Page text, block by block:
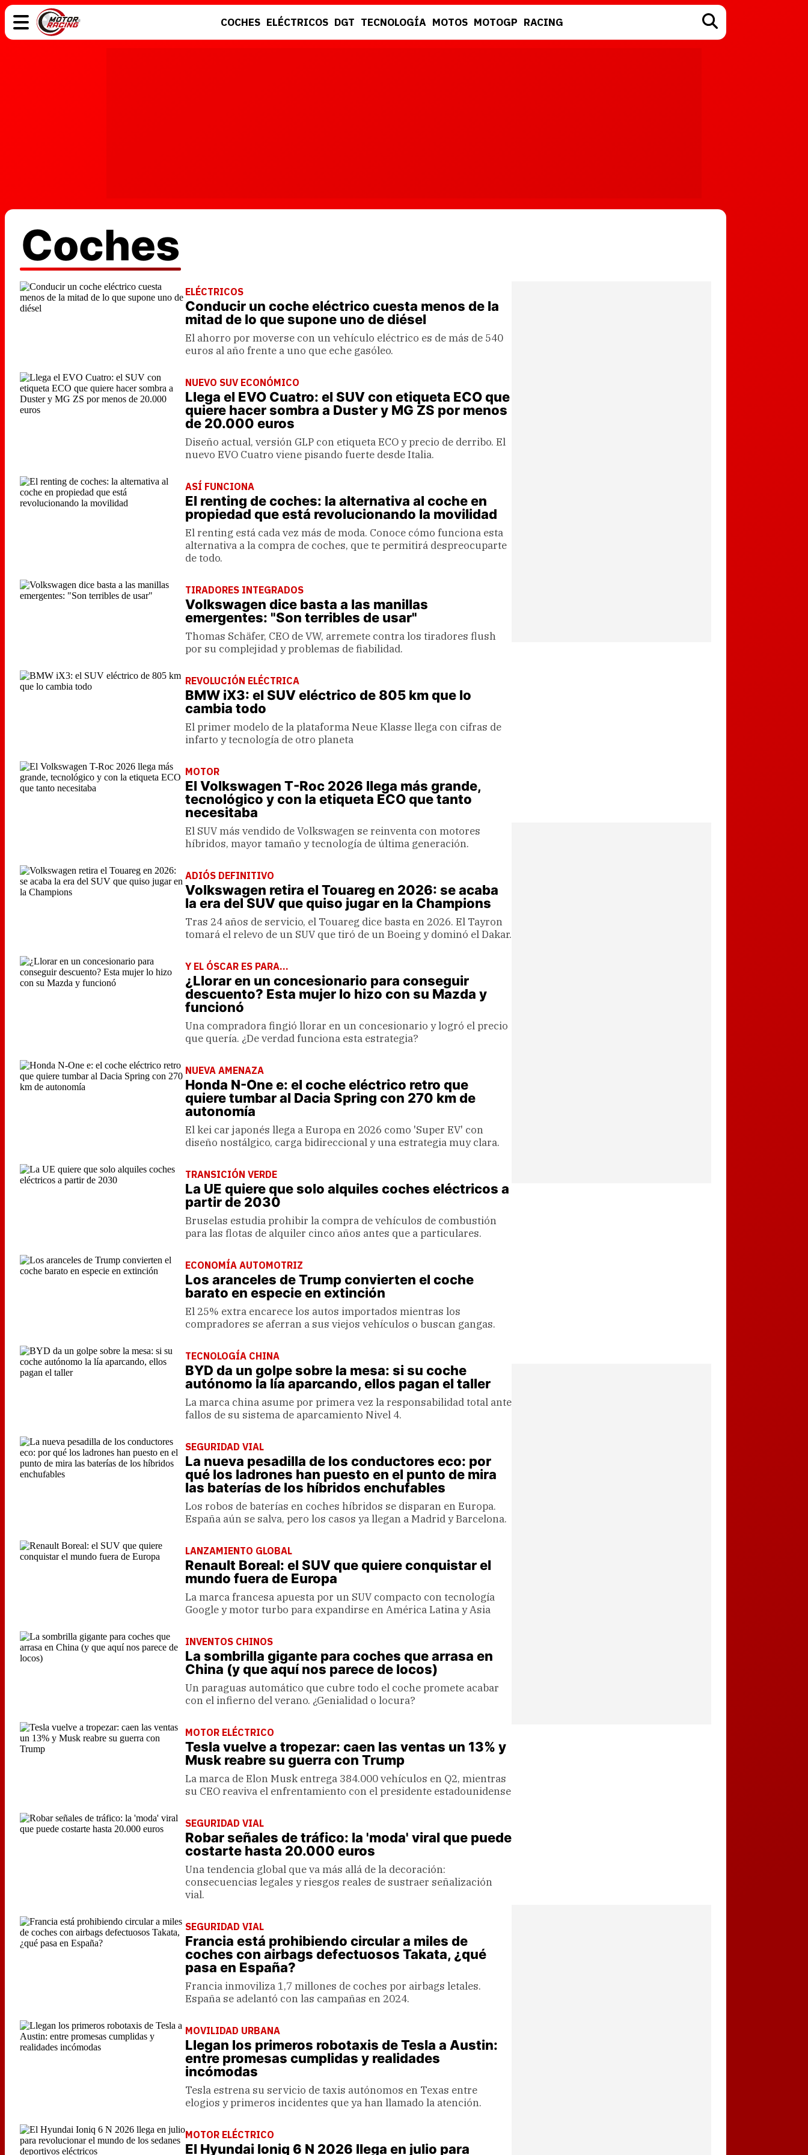
COCHES ELÉCTRICOS DGT TECNOLOGÍA MOTOS MOTOGP RACING
Coches
ELÉCTRICOS
Conducir un coche eléctrico cuesta menos de la
mitad de lo que supone uno de diésel
El ahorro por moverse con un vehículo eléctrico es de más de 540
euros al año frente a uno que eche gasóleo.
NUEVO SUV ECONÓMICO
Llega el EVO Cuatro: el SUV con etiqueta ECO que
quiere hacer sombra a Duster y MG ZS por menos
de 20.000 euros
Diseño actual, versión GLP con etiqueta ECO y precio de derribo. El
nuevo EVO Cuatro viene pisando fuerte desde Italia.
ASÍ FUNCIONA
El renting de coches: la alternativa al coche en
propiedad que está revolucionando la movilidad
El renting está cada vez más de moda. Conoce cómo funciona esta
alternativa a la compra de coches, que te permitirá despreocuparte
de todo.
TIRADORES INTEGRADOS
Volkswagen dice basta a las manillas
emergentes: "Son terribles de usar"
Thomas Schäfer, CEO de VW, arremete contra los tiradores flush
por su complejidad y problemas de fiabilidad.
REVOLUCIÓN ELÉCTRICA
BMW iX3: el SUV eléctrico de 805 km que lo
cambia todo
El primer modelo de la plataforma Neue Klasse llega con cifras de
infarto y tecnología de otro planeta
MOTOR
El Volkswagen T-Roc 2026 llega más grande,
tecnológico y con la etiqueta ECO que tanto
necesitaba
El SUV más vendido de Volkswagen se reinventa con motores
híbridos, mayor tamaño y tecnología de última generación.
ADIÓS DEFINITIVO
Volkswagen retira el Touareg en 2026: se acaba
la era del SUV que quiso jugar en la Champions
Tras 24 años de servicio, el Touareg dice basta en 2026. El Tayron
tomará el relevo de un SUV que tiró de un Boeing y dominó el Dakar.
Y EL ÓSCAR ES PARA...
¿Llorar en un concesionario para conseguir
descuento? Esta mujer lo hizo con su Mazda y
funcionó
Una compradora fingió llorar en un concesionario y logró el precio
que quería. ¿De verdad funciona esta estrategia?
NUEVA AMENAZA
Honda N-One e: el coche eléctrico retro que
quiere tumbar al Dacia Spring con 270 km de
autonomía
El kei car japonés llega a Europa en 2026 como 'Super EV' con
diseño nostálgico, carga bidireccional y una estrategia muy clara.
TRANSICIÓN VERDE
La UE quiere que solo alquiles coches eléctricos a
partir de 2030
Bruselas estudia prohibir la compra de vehículos de combustión
para las flotas de alquiler cinco años antes que a particulares.
ECONOMÍA AUTOMOTRIZ
Los aranceles de Trump convierten el coche
barato en especie en extinción
El 25% extra encarece los autos importados mientras los
compradores se aferran a sus viejos vehículos o buscan gangas.
TECNOLOGÍA CHINA
BYD da un golpe sobre la mesa: si su coche
autónomo la lía aparcando, ellos pagan el taller
La marca china asume por primera vez la responsabilidad total ante
fallos de su sistema de aparcamiento Nivel 4.
SEGURIDAD VIAL
La nueva pesadilla de los conductores eco: por
qué los ladrones han puesto en el punto de mira
las baterías de los híbridos enchufables
Los robos de baterías en coches híbridos se disparan en Europa.
España aún se salva, pero los casos ya llegan a Madrid y Barcelona.
LANZAMIENTO GLOBAL
Renault Boreal: el SUV que quiere conquistar el
mundo fuera de Europa
La marca francesa apuesta por un SUV compacto con tecnología
Google y motor turbo para expandirse en América Latina y Asia
INVENTOS CHINOS
La sombrilla gigante para coches que arrasa en
China (y que aquí nos parece de locos)
Un paraguas automático que cubre todo el coche promete acabar
con el infierno del verano. ¿Genialidad o locura?
MOTOR ELÉCTRICO
Tesla vuelve a tropezar: caen las ventas un 13% y
Musk reabre su guerra con Trump
La marca de Elon Musk entrega 384.000 vehículos en Q2, mientras
su CEO reaviva el enfrentamiento con el presidente estadounidense
SEGURIDAD VIAL
Robar señales de tráfico: la 'moda' viral que puede
costarte hasta 20.000 euros
Una tendencia global que va más allá de la decoración:
consecuencias legales y riesgos reales de sustraer señalización
vial.
SEGURIDAD VIAL
Francia está prohibiendo circular a miles de
coches con airbags defectuosos Takata, ¿qué
pasa en España?
Francia inmoviliza 1,7 millones de coches por airbags letales.
España se adelantó con las campañas en 2024.
MOVILIDAD URBANA
Llegan los primeros robotaxis de Tesla a Austin:
entre promesas cumplidas y realidades
incómodas
Tesla estrena su servicio de taxis autónomos en Texas entre
elogios y primeros incidentes que ya han llamado la atención.
MOTOR ELÉCTRICO
El Hyundai Ioniq 6 N 2026 llega en julio para